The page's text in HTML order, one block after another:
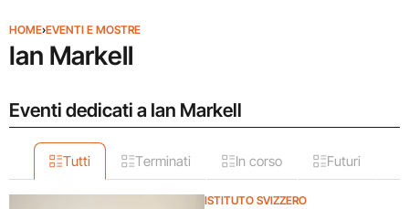
HOME›EVENTI E MOSTRE
Ian Markell
Eventi dedicati a Ian Markell
Tutti Terminati In corso Futuri
ISTITUTO SVIZZERO